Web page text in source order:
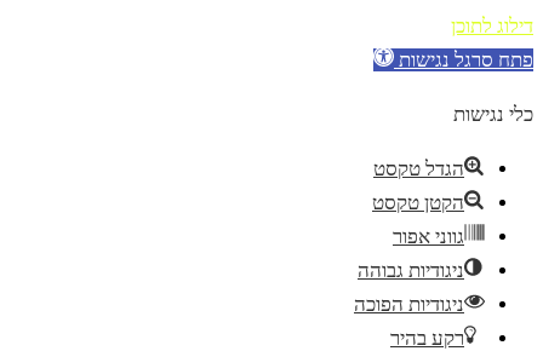
דילוג לתוכן
פתח סרגל נגישות
כלי נגישות
הגדל טקסט
הקטן טקסט
גווני אפור
ניגודיות גבוהה
ניגודיות הפוכה
רקע בהיר